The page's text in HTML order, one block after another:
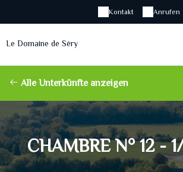
Anrufen
Kontakt
Le Domaine de Séry
Alle Unterkünfte anzeigen
CHAMBRE N° 12 -